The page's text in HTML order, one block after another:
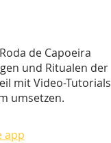
de Capoeira
und Ritualen der
mit Video-Tutorials
umsetzen.
app